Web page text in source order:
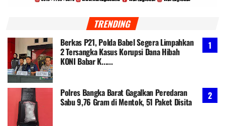
TRENDING
Berkas P21, Polda Babel Segera Limpahkan
2 Tersangka Kasus Korupsi Dana Hibah
KONI Babar K......
Polres Bangka Barat Gagalkan Peredaran
Sabu 9,76 Gram di Mentok, 51 Paket Disita